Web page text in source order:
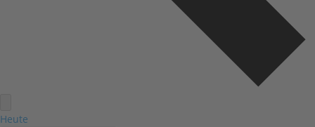
Heute